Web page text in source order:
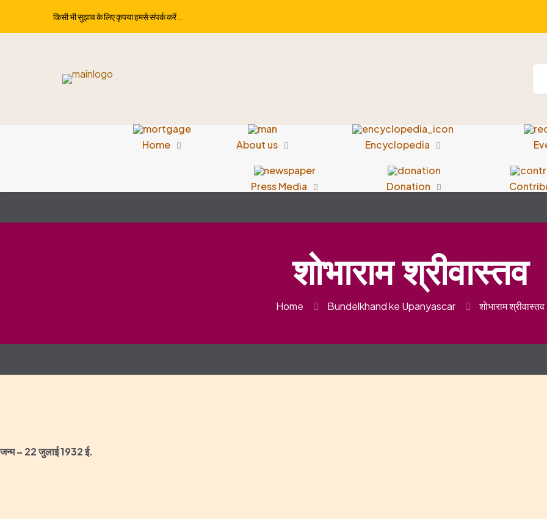
किसी भी सुझाव के लिए कृपया हमसे संपर्क करें...
Home About us Encyclopedia
Press Media Donation
शोभाराम श्रीवास्तव
Home Bundelkhand ke Upanyascar शोभाराम श्रीवास्तव
जन्‍म – 22जुलाई1932 ई.